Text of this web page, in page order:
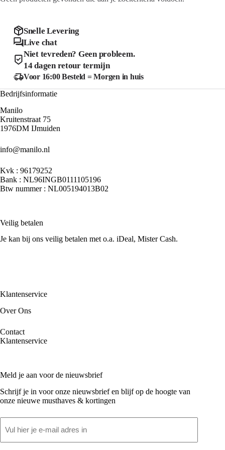
Snelle Levering
Live chat
Niet tevreden? Geen probleem.
14 dagen retour termijn
Voor 16:00 Besteld = Morgen in huis
Bedrijfsinformatie
Manilo
Kruitenstraat 75
1976DM IJmuiden
info@manilo.nl
Kvk : 96179252
Bank : NL96INGB0111105196
Btw nummer : NL005194013B02
Veilig betalen
Je kan bij ons veilig betalen met o.a. iDeal, Mister Cash.
Klantenservice
Over Ons
Contact
Klantenservice
Meld je aan voor de nieuwsbrief
Schrijf je in voor onze nieuwsbrief en blijf op de hoogte van
onze nieuwe musthaves & kortingen
(Vereist)